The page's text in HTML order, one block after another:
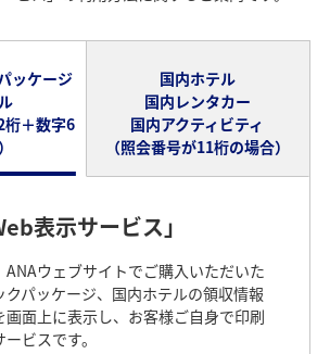
ッケージ
桁＋数字6
国内ホテル
国内レンタカー
国内アクティビティ
（照会番号が11桁の場合）
表示サービス」
ANAウェブサイトでご購入いただいた
クパッケージ、国内ホテルの領収情報
画面上に表示し、お客様ご自身で印刷
ビスです。